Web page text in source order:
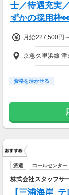
士／待遇充実
ずかの採用枠
月給227,500円～
京急久里浜線
資格を活かせる
派遣 コールセンタ
株式会社スタッフサ
【三浦海岸_